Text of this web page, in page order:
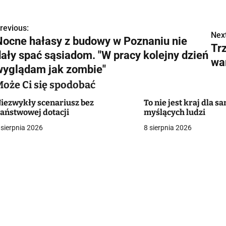
hałasy z budowy w Poznaniu nie
spać sąsiadom. "W pracy kolejny dzień
jak zombie"
Ci się spodobać
scenariusz bez
dotacji
2026
To nie jest kraj dla
myślących ludzi
8 sierpnia 2026